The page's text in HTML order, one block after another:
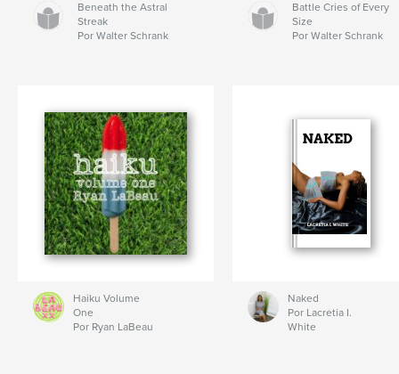
Beneath the Astral
Streak
Por Walter Schrank
Battle Cries of Every
Size
Por Walter Schrank
Haiku Volume
One
Por Ryan LaBeau
Naked
Por Lacretia I.
White